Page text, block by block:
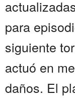
para
siguiente
actuó en
daños. El